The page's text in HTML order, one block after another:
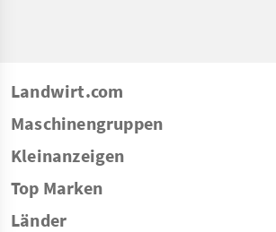
Landwirt.com
Maschinengruppen
Kleinanzeigen
Top Marken
Länder